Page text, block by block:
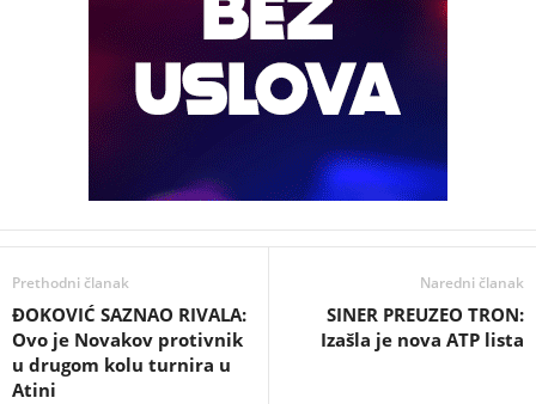
Prethodni članak
ĐOKOVIĆ SAZNAO RIVALA:
Ovo je Novakov protivnik
u drugom kolu turnira u
Atini
Naredni članak
SINER PREUZEO TRON:
Izašla je nova ATP lista